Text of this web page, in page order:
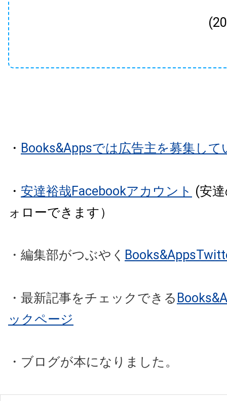
・ Books&Appsでは広告主を募集して
・ 安達裕哉Facebookアカウント (安
ォローできます）
・編集部がつぶやく
・最新記事をチェックできる
ックページ
・ブログが本になりました。